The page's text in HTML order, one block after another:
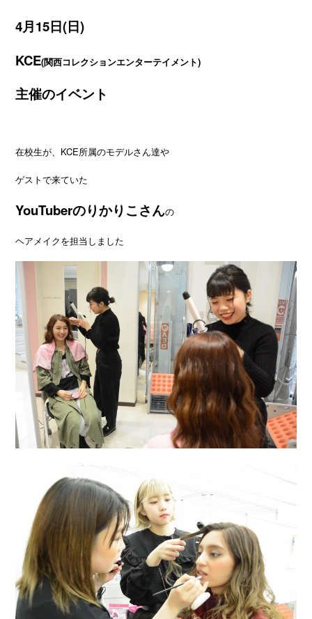
4月15日(日)
KCE(関西コレクションエンターテイメント)
主催のイベント
在校生が、KCE所属のモデルさん達や
ゲストで来ていた
YouTuberのりかりこさんの
ヘアメイクを担当しました